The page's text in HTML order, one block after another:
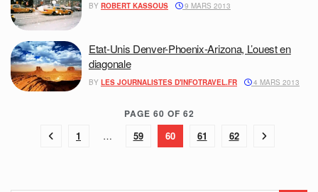
BY ROBERT KASSOUS 9 MARS 2013
Etat-Unis Denver-Phoenix-Arizona, L’ouest en
diagonale
BY LES JOURNALISTES D'INFOTRAVEL.FR 4 MARS 2013
PAGE 60 OF 62
1 … 59 60 61 62